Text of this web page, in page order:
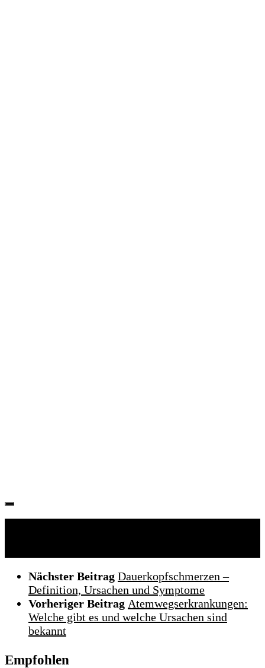
Nächster Beitrag Dauerkopfschmerzen –
Definition, Ursachen und Symptome
Vorheriger Beitrag Atemwegserkrankungen:
Welche gibt es und welche Ursachen sind
bekannt
Empfohlen